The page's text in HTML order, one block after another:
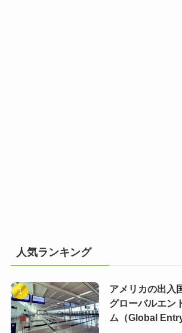
人気ランキング
アメリカの出入
グローバルエン
ム（Global